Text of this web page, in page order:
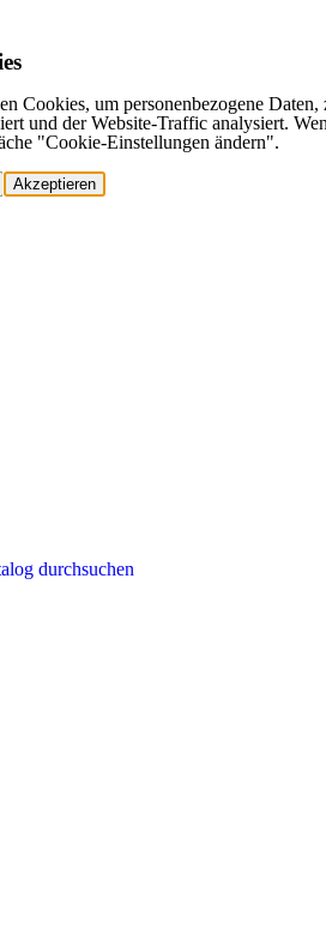
Cookies, um personenbezogene
und der Website-Traffic analysiert.
"Cookie-Einstellungen ändern".
Akzeptieren
durchsuchen